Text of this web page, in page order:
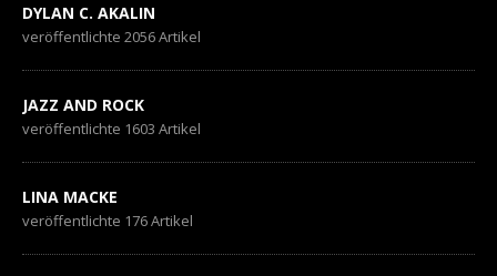
DYLAN C. AKALIN
veröffentlichte 2056 Artikel
JAZZ AND ROCK
veröffentlichte 1603 Artikel
LINA MACKE
veröffentlichte 176 Artikel